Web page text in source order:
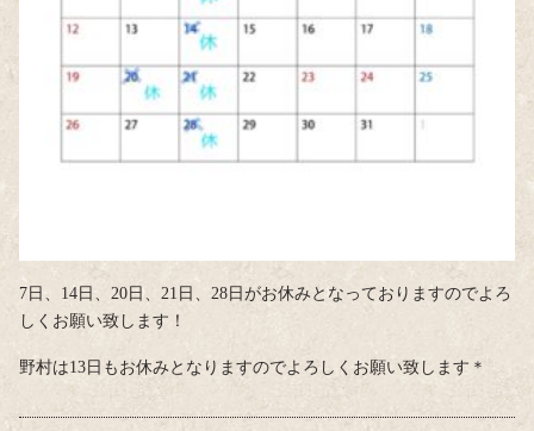
7日、14日、20日、21日、28日がお休みとなっておりますのでよろ
しくお願い致します！
野村は13日もお休みとなりますのでよろしくお願い致します＊